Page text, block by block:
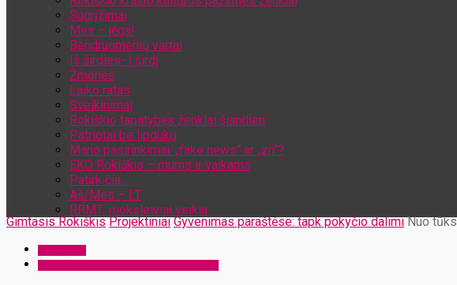
Sugrįžimai
Mes – jėga!
Bendruomenių vartai
Iš širdies- į širdį
Žmonės
Laiko ratas
Sveikinimai
Rokiškio tapatybės ženklai šiandien
Patriotai be lipdukų
Mano pasirinkimai: „fake news“ ar „zn“?
EKO Rokiškis – mums ir vaikams
Patirk čia…
Aš/Mes – LT
RRMT: moksleiviai veikia
Gimtasis Rokiškis Projektiniai Gyvenimas paraštėse: tapk pokyčio dalimi Nuo